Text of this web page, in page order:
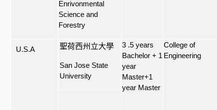
Enrivonmental
Science and
Forestry
U.S.A 聖荷西州立大學
San Jose State
University
3 .5 years
Bachelor + 1
year
Master+1
year Master
College of
Engineering